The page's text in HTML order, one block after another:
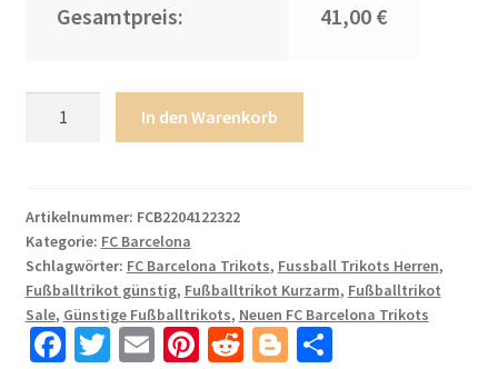
Gesamtpreis: 41,00 €
2022/23
Schwarz
Gold
Trikotsatz
mit
Aufdruck
In den Warenkorb
Artikelnummer: FCB2204122322
Kategorie: FC Barcelona
Schlagwörter: FC Barcelona Trikots, Fussball Trikots Herren,
Fußballtrikot günstig, Fußballtrikot Kurzarm, Fußballtrikot
Sale, Günstige Fußballtrikots, Neuen FC Barcelona Trikots
Fa T E Pi R Bl T